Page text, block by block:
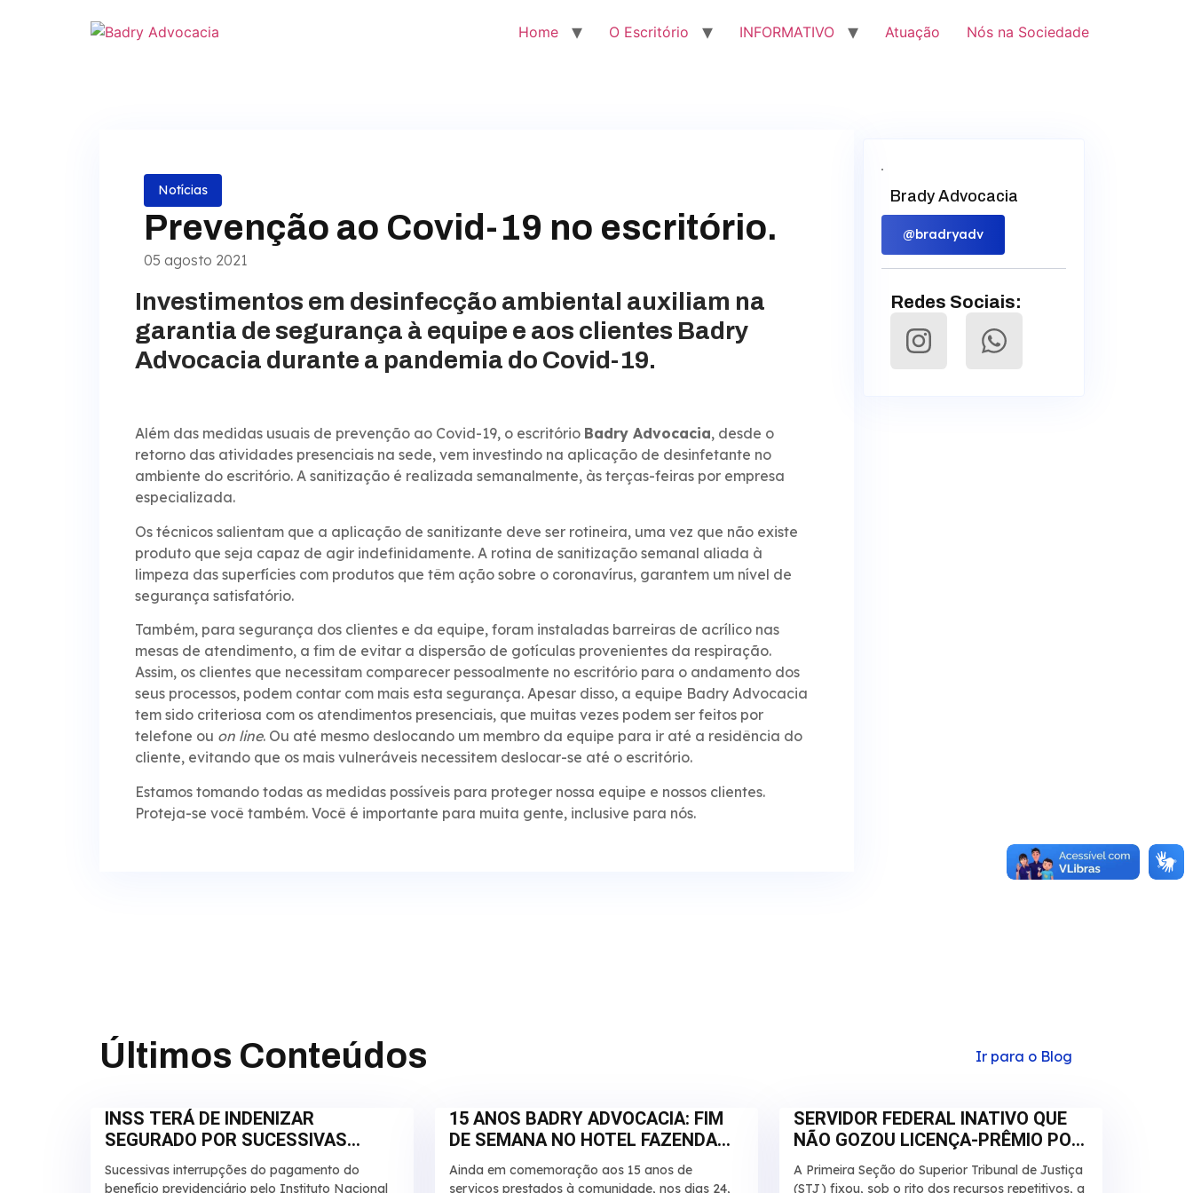
Home O Escritório INFORMATIVO Atuação Nós na Sociedade
Notícias
Prevenção ao Covid-19 no escritório.
05 agosto 2021
Investimentos em desinfecção ambiental auxiliam na
garantia de segurança à equipe e aos clientes Badry
Advocacia durante a pandemia do Covid-19.
Além das medidas usuais de prevenção ao Covid-19, o escritório Badry Advocacia, desde o
retorno das atividades presenciais na sede, vem investindo na aplicação de desinfetante no
ambiente do escritório. A sanitização é realizada semanalmente, às terças-feiras por empresa
especializada.
Os técnicos salientam que a aplicação de sanitizante deve ser rotineira, uma vez que não existe
produto que seja capaz de agir indefinidamente. A rotina de sanitização semanal aliada à
limpeza das superfícies com produtos que têm ação sobre o coronavírus, garantem um nível de
segurança satisfatório.
Também, para segurança dos clientes e da equipe, foram instaladas barreiras de acrílico nas
mesas de atendimento, a fim de evitar a dispersão de gotículas provenientes da respiração.
Assim, os clientes que necessitam comparecer pessoalmente no escritório para o andamento dos
seus processos, podem contar com mais esta segurança. Apesar disso, a equipe Badry Advocacia
tem sido criteriosa com os atendimentos presenciais, que muitas vezes podem ser feitos por
telefone ou on line. Ou até mesmo deslocando um membro da equipe para ir até a residência do
cliente, evitando que os mais vulneráveis necessitem deslocar-se até o escritório.
Estamos tomando todas as medidas possíveis para proteger nossa equipe e nossos clientes.
Proteja-se você também. Você é importante para muita gente, inclusive para nós.
Brady Advocacia
@bradryadv
Redes Sociais:
Últimos Conteúdos Ir para o Blog
INSS TERÁ DE INDENIZAR
SEGURADO POR SUCESSIVAS
INTERRUPÇÕES EM
APOSENTADORIA
Sucessivas interrupções do pagamento do
benefício previdenciário pelo Instituto Nacional
15 ANOS BADRY ADVOCACIA: FIM
DE SEMANA NO HOTEL FAZENDA
SALTO BANDEIRANTES
Ainda em comemoração aos 15 anos de
serviços prestados à comunidade, nos dias 24,
SERVIDOR FEDERAL INATIVO QUE
NÃO GOZOU LICENÇA-PRÊMIO POR
QUALQUER MOTIVO DEVE RECEBER
EM DINHEIRO
A Primeira Seção do Superior Tribunal de Justiça
(STJ) fixou, sob o rito dos recursos repetitivos, a